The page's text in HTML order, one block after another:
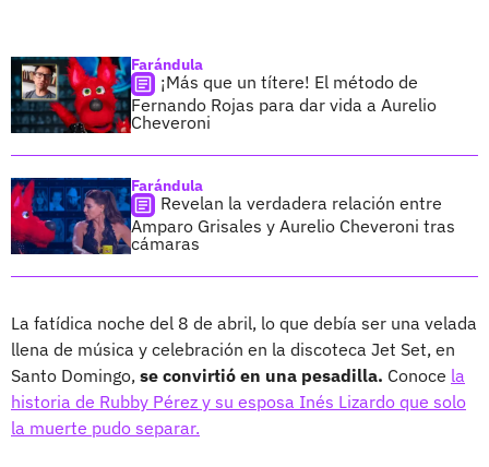
Farándula
¡Más que un títere! El método de
Fernando Rojas para dar vida a Aurelio
Cheveroni
Farándula
Revelan la verdadera relación entre
Amparo Grisales y Aurelio Cheveroni tras
cámaras
La fatídica noche del 8 de abril, lo que debía ser una velada
llena de música y celebración en la discoteca Jet Set, en
Santo Domingo, se convirtió en una pesadilla. Conoce la
historia de Rubby Pérez y su esposa Inés Lizardo que solo
la muerte pudo separar.